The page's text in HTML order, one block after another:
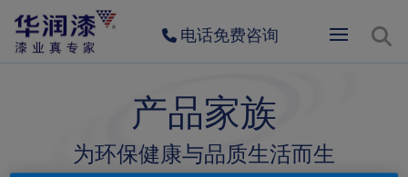
电话免费咨询
产品家族
为环保健康与品质生活而生